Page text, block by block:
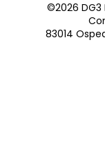
©2026 DG3
83014